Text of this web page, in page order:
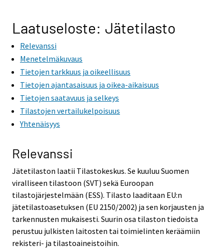
Laatuseloste: Jätetilasto
Relevanssi
Menetelmäkuvaus
Tietojen tarkkuus ja oikeellisuus
Tietojen ajantasaisuus ja oikea-aikaisuus
Tietojen saatavuus ja selkeys
Tilastojen vertailukelpoisuus
Yhtenäisyys
Relevanssi
Jätetilaston laatii Tilastokeskus. Se kuuluu Suomen
viralliseen tilastoon (SVT) sekä Euroopan
tilastojärjestelmään (ESS). Tilasto laaditaan EU:n
jätetilastoasetuksen (EU 2150/2002) ja sen korjausten ja
tarkennusten mukaisesti. Suurin osa tilaston tiedoista
perustuu julkisten laitosten tai toimielinten keräämiin
rekisteri- ja tilastoaineistoihin.